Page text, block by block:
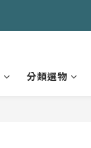
分類選物